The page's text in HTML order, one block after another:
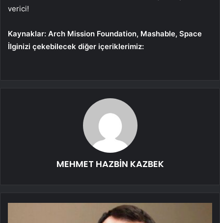
verici!
Kaynaklar: Arch Mission Foundation, Mashable, Space
İlginizi çekebilecek diğer içeriklerimiz:
MEHMET HAZBİN KAZBEK